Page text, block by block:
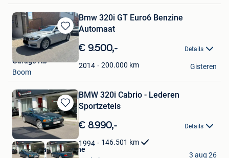
Bewaren
in
Favorieten
Bmw 320i GT Euro6 Benzine
Automaat
€ 9.500,- Details
2014 200.000 km
Garage Nb
Boom
Gisteren
Bewaren
in
Mijn
Favorieten
BMW 320i Cabrio - Lederen
Sportzetels
€ 8.990,- Details
1994 146.501 km
Garage Vandoolaeghe
3 aug 26